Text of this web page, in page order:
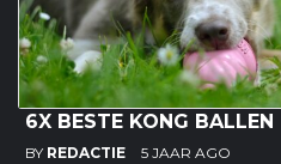
6X BESTE KONG BALLEN
BY REDACTIE 5 JAAR AGO